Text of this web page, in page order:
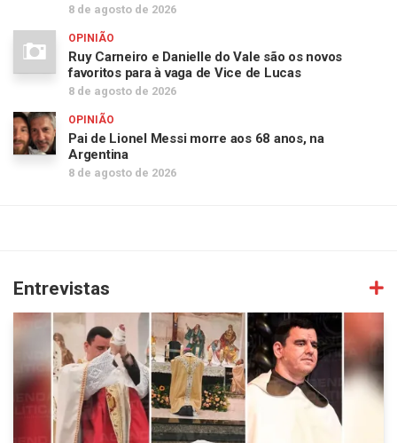
8 de agosto de 2026
OPINIÃO
Ruy Carneiro e Danielle do Vale são os novos
favoritos para à vaga de Vice de Lucas
8 de agosto de 2026
OPINIÃO
Pai de Lionel Messi morre aos 68 anos, na
Argentina
8 de agosto de 2026
Entrevistas